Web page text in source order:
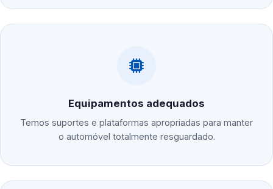
Equipamentos adequados
Temos suportes e plataformas apropriadas para manter
o automóvel totalmente resguardado.